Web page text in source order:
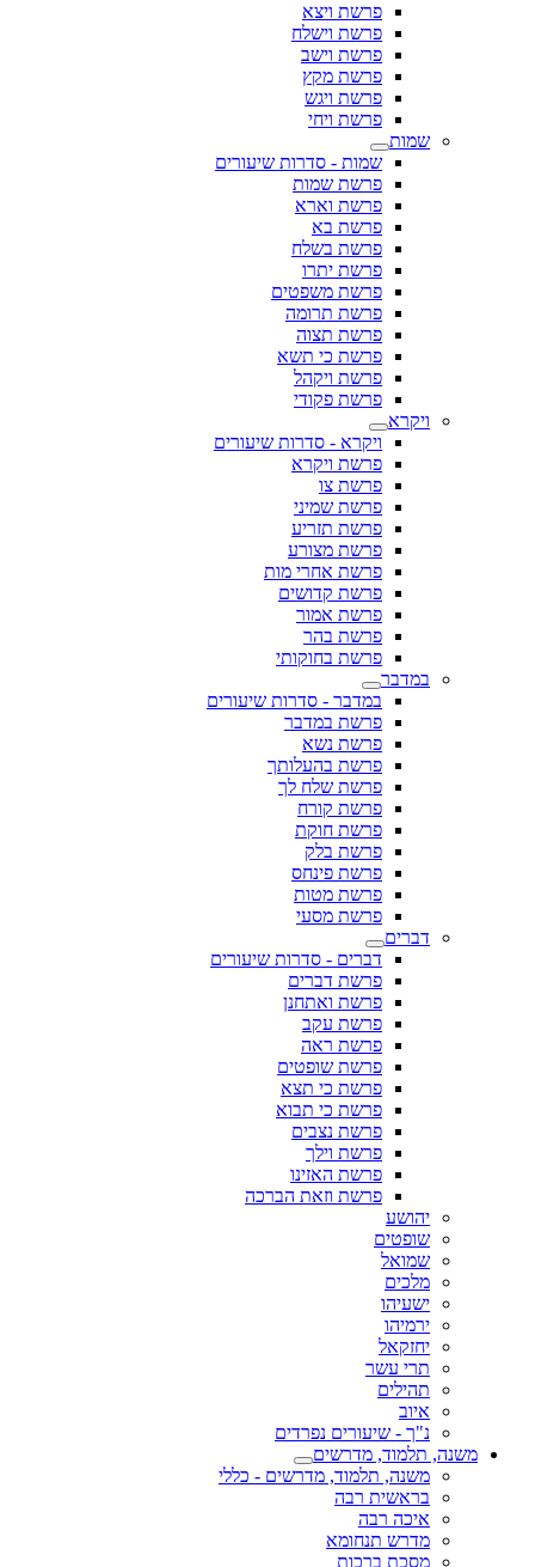
פרשת ויצא
פרשת וישלח
פרשת וישב
פרשת מקץ
פרשת ויגש
פרשת ויחי
שמות
שמות - סדרות שיעורים
פרשת שמות
פרשת וארא
פרשת בא
פרשת בשלח
פרשת יתרו
פרשת משפטים
פרשת תרומה
פרשת תצוה
פרשת כי תשא
פרשת ויקהל
פרשת פקודי
ויקרא
ויקרא - סדרות שיעורים
פרשת ויקרא
פרשת צו
פרשת שמיני
פרשת תזריע
פרשת מצורע
פרשת אחרי מות
פרשת קדושים
פרשת אמור
פרשת בהר
פרשת בחוקותי
במדבר
במדבר - סדרות שיעורים
פרשת במדבר
פרשת נשא
פרשת בהעלותך
פרשת שלח לך
פרשת קורח
פרשת חוקת
פרשת בלק
פרשת פינחס
פרשת מטות
פרשת מסעי
דברים
דברים - סדרות שיעורים
פרשת דברים
פרשת ואתחנן
פרשת עקב
פרשת ראה
פרשת שופטים
פרשת כי תצא
פרשת כי תבוא
פרשת נצבים
פרשת וילך
פרשת האזינו
פרשת וזאת הברכה
יהושע
שופטים
שמואל
מלכים
ישעיהו
ירמיהו
יחזקאל
תרי עשר
תהילים
איוב
נ"ך - שיעורים נפרדים
משנה, תלמוד, מדרשים
משנה, תלמוד, מדרשים - כללי
בראשית רבה
איכה רבה
מדרש תנחומא
מסכת ברכות